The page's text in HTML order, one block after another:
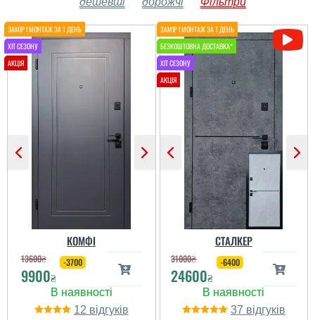
КОМФІ
13600₴
9900₴
-3700
12
СТАЛКЕР
31000₴
24600₴
-6400
37